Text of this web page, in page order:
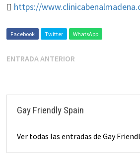
https://
Facebook Twitter WhatsApp
ENTRADA ANTERIOR
Gay Friendly Spain
Ver todas las entradas de Gay